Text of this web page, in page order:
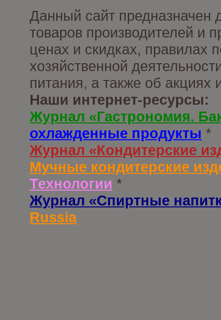
Данный сайт предназначен
товаров производителей и
ценах и скидках, правилах
хозяйственной
питания, а также об
Наши интернет-ресурсы:
Журнал «Гастрономия.
охлажденные продукты *
Журнал «Кондитерские
Мучные кондитерские
Технологии *
Журнал «Спиртные
Russia